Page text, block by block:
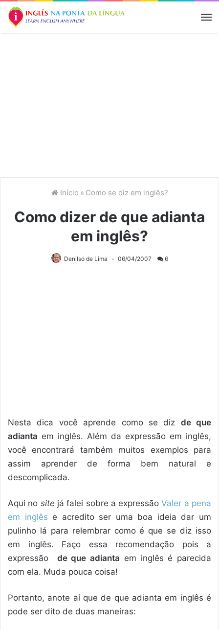
Início » Como se diz em inglês?
Como dizer de que adianta
em inglês?
Denilso de Lima 06/04/2007 6
Nesta dica você aprende como se diz de que
adianta em inglês. Além da expressão em inglês,
você encontrará também muitos exemplos para
assim aprender de forma bem natural e
descomplicada.
Aqui no site já falei sobre a expressãoValer a pena
em inglês e acredito ser uma boa ideia dar um
pulinho lá para relembrar como é que se diz isso
em inglês. Faço essa recomendação pois a
expressão de que adianta em inglês é parecida
com ela. Muda pouca coisa!
Portanto, anote aí que de que adianta em inglês é
pode ser dito de duas maneiras: